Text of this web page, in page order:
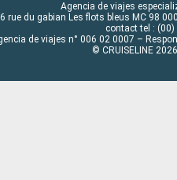
Agencia de viajes
rue du gabian Les flots bleus MC 98
contact tel :
de viajes n° 006 02 0007 –
© CRUISELINE